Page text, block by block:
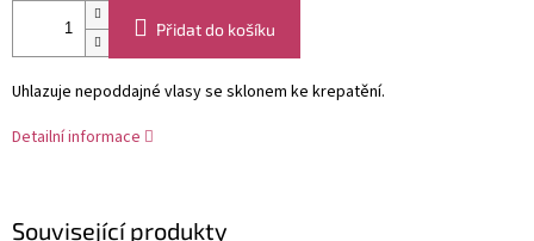
Přidat do košíku
Uhlazuje nepoddajné vlasy se sklonem ke krepatění.
Detailní informace
Související produkty